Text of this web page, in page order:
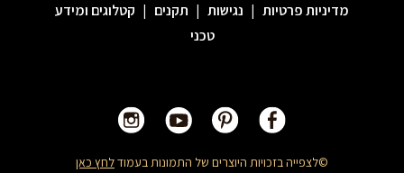
מדיניות פרטיות | נגישות | תקנים | קטלוגים ומידע
טכני
©לצפייה בזכויות היוצרים של התמונות בעמודלחץ כאן